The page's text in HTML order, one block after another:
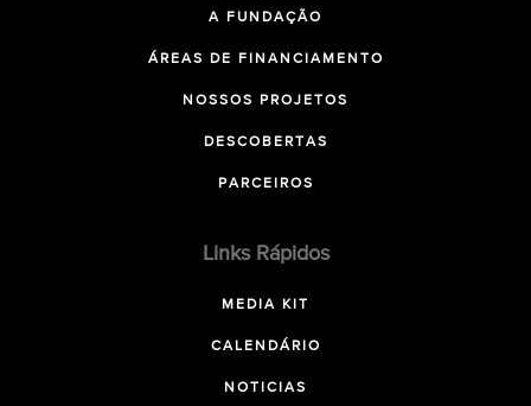
A FUNDAÇÃO
ÁREAS DE FINANCIAMENTO
NOSSOS PROJETOS
DESCOBERTAS
PARCEIROS
Links Rápidos
MEDIA KIT
CALENDÁRIO
NOTICIAS